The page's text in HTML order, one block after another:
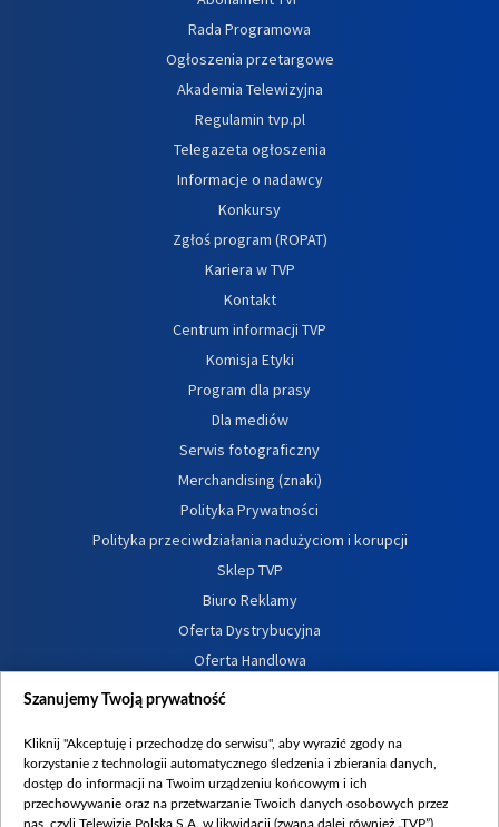
Rada Programowa
Ogłoszenia przetargowe
Akademia Telewizyjna
Regulamin tvp.pl
Telegazeta ogłoszenia
Informacje o nadawcy
Konkursy
Zgłoś program (ROPAT)
Kariera w TVP
Kontakt
Centrum informacji TVP
Komisja Etyki
Program dla prasy
Dla mediów
Serwis fotograficzny
Merchandising (znaki)
Polityka Prywatności
Polityka przeciwdziałania nadużyciom i korupcji
Sklep TVP
Biuro Reklamy
Oferta Dystrybucyjna
Oferta Handlowa
Dostępność
Procedura zgłoszeń wewnętrznych
Szanujemy Twoją prywatność
Kliknij "Akceptuję i przechodzę do serwisu", aby wyrazić zgody na
korzystanie z technologii automatycznego śledzenia i zbierania danych,
dostęp do informacji na Twoim urządzeniu końcowym i ich
przechowywanie oraz na przetwarzanie Twoich danych osobowych przez
nas, czyli Telewizję Polską S.A. w likwidacji (zwaną dalej również „TVP”),